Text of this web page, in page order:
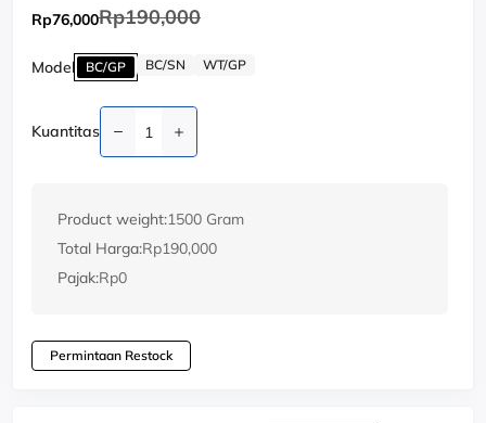
Rp76,000Rp190,000
Model BC/GP BC/SN WT/GP
Kuantitas
Product weight:1500 Gram
Total Harga:Rp190,000
Pajak:Rp0
Permintaan Restock